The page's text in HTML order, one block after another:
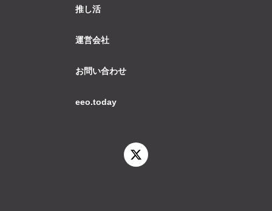
推し活
運営会社
お問い合わせ
eeo.today